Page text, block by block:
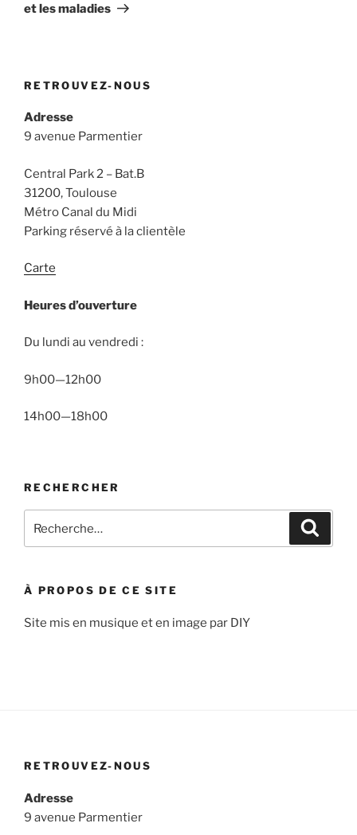
et les maladies
RETROUVEZ-NOUS
Adresse
9 avenue Parmentier
Central Park 2 – Bat.B
31200, Toulouse
Métro Canal du Midi
Parking réservé à la clientèle
Carte
Heures d’ouverture
Du lundi au vendredi :
9h00—12h00
14h00—18h00
RECHERCHER
pour
À PROPOS DE CE SITE
Site mis en musique et en image par DIY
RETROUVEZ-NOUS
Adresse
9 avenue Parmentier